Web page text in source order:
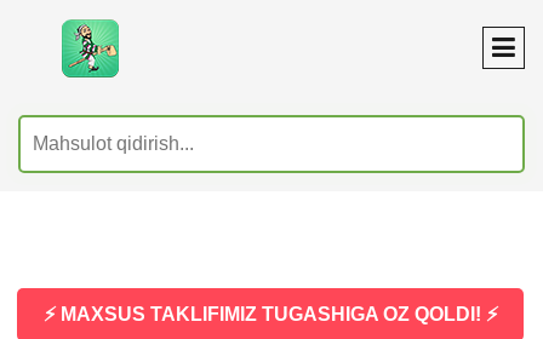
⚡ MAXSUS TAKLIFIMIZ TUGASHIGA OZ QOLDI! ⚡